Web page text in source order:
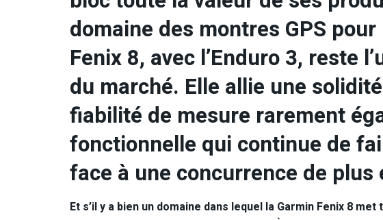
domaine des montres GPS
Fenix 8, avec l’Enduro 3, reste
du marché. Elle allie une
fiabilité de mesure rarement
fonctionnelle qui continue de
face à une concurrence de plus
Et s’il y a bien un domaine dans lequel la Garmin Fenix 8